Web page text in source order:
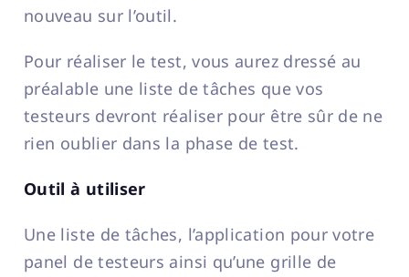
nouveau sur l’outil.
Pour réaliser le test, vous aurez dressé au
préalable une liste de tâches que vos
testeurs devront réaliser pour être sûr de ne
rien oublier dans la phase de test.
Outil à utiliser
Une liste de tâches, l’application pour votre
panel de testeurs ainsi qu’une grille de